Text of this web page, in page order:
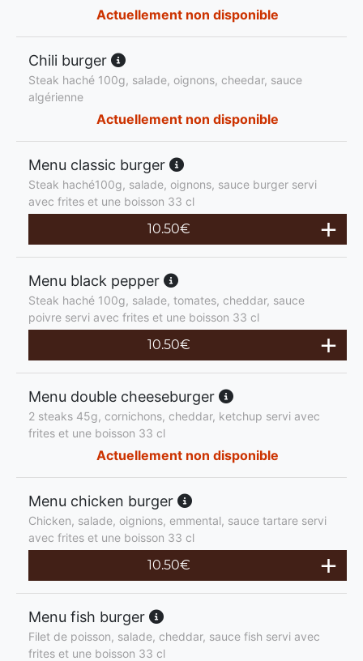
Actuellement non disponible
Chili burger
Steak haché 100g, salade, oignons, cheedar, sauce
algérienne
Actuellement non disponible
Menu classic burger
Steak haché100g, salade, oignons, sauce burger servi
avec frites et une boisson 33 cl
10.50€
Menu black pepper
Steak haché 100g, salade, tomates, cheddar, sauce
poivre servi avec frites et une boisson 33 cl
10.50€
Menu double cheeseburger
2 steaks 45g, cornichons, cheddar, ketchup servi avec
frites et une boisson 33 cl
Actuellement non disponible
Menu chicken burger
Chicken, salade, oignions, emmental, sauce tartare servi
avec frites et une boisson 33 cl
10.50€
Menu fish burger
Filet de poisson, salade, cheddar, sauce fish servi avec
frites et une boisson 33 cl